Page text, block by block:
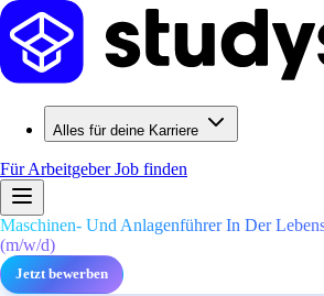
Alles für deine Karriere
Für ArbeitgeberJob finden
Maschinen- Und Anlagenführer In Der
(m/w/d)
Jetzt bewerben